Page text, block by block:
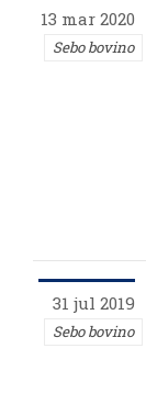
13 mar 2020
Sebo bovino
31 jul 2019
Sebo bovino